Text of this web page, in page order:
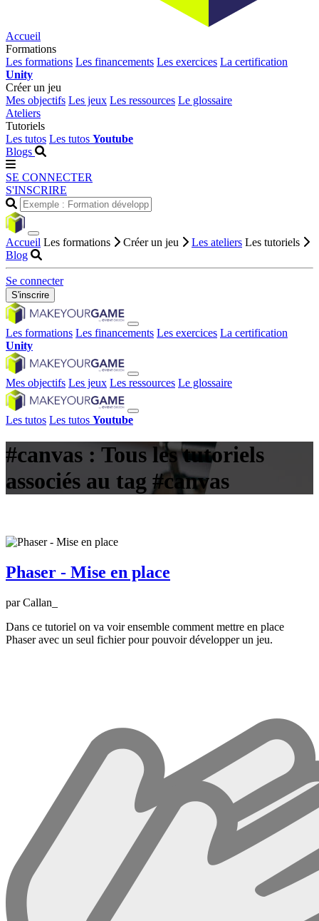
Accueil
Formations
Les formations Les financements Les exercices La certification
Unity
Créer un jeu
Mes objectifs Les jeux Les ressources Le glossaire
Ateliers
Tutoriels
Les tutos Les tutos Youtube
Blogs
SE CONNECTER
S'INSCRIRE
Accueil Les formations Créer un jeu Les ateliers Les tutoriels
Blog
Se connecter
S'inscrire
Les formations Les financements Les exercices La certification
Unity
Mes objectifs Les jeux Les ressources Le glossaire
Les tutos Les tutos Youtube
#canvas : Tous les tutoriels
associés au tag #canvas
Phaser - Mise en place
par Callan_
Dans ce tutoriel on va voir ensemble comment mettre en place
Phaser avec un seul fichier pour pouvoir développer un jeu.